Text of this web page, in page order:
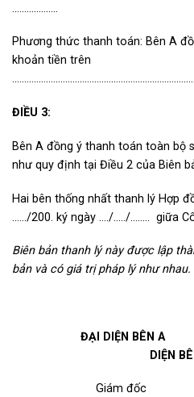
………..……..
Phương thức thanh toán: Bên A
khoản tiền trên
ĐIỀU 3:
Bên A đồng ý thanh toán toàn bộ
như quy định tại Điều 2 của Biên
Hai bên thống nhất thanh lý Hợp
……/200. ký ngày …./…../…….. giữa
Biên bản thanh lý này được lập
bản và có giá trị pháp lý như nhau.
ĐẠI
DIỆN